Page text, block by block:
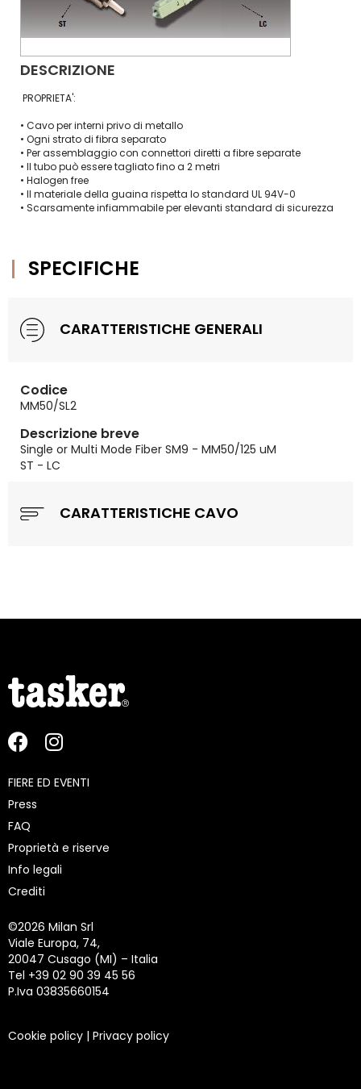
DESCRIZIONE
PROPRIETA':
• Cavo per interni privo di metallo
• Ogni strato di fibra separato
• Per assemblaggio con connettori diretti a fibre separate
• Il tubo può essere tagliato fino a 2 metri
• Halogen free
• Il materiale della guaina rispetta lo standard UL 94V-0
• Scarsamente infiammabile per elevanti standard di sicurezza
SPECIFICHE
CARATTERISTICHE GENERALI
Codice
MM50/SL2
Descrizione breve
Single or Multi Mode Fiber SM9 - MM50/125 uM
ST - LC
CARATTERISTICHE CAVO
FIERE ED EVENTI
Press
FAQ
Proprietà e riserve
Info legali
Crediti
©2026 Milan Srl
Viale Europa, 74,
20047 Cusago (MI) – Italia
Tel +39 02 90 39 45 56
P.Iva 03835660154
Cookie policy | Privacy policy